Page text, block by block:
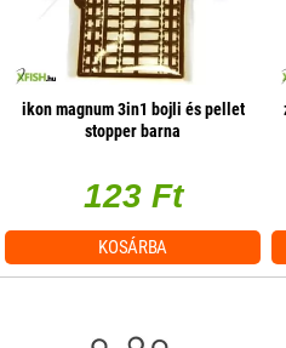
ikon magnum 3in1 bojli és pellet
stopper barna
123 Ft
KOSÁRBA